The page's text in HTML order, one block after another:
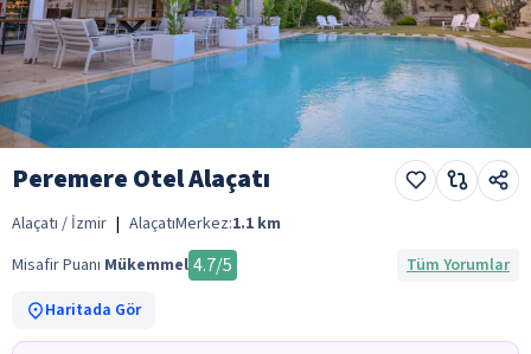
Peremere Otel Alaçatı
Alaçatı / İzmir | AlaçatıMerkez:1.1 km
Misafir Puanı Mükemmel 4.7/5
Tüm Yorumlar
Haritada Gör